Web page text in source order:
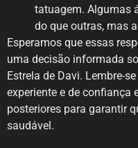
tatuagem. Algumas
do que outras, mas
Esperamos que essas
uma decisão informada
Estrela de Davi. Lembre-
experiente e de confiança
posteriores para garantir
saudável.